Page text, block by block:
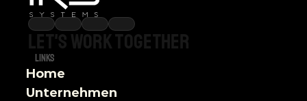
Let'sworktogether
Links
Home
Unternehmen